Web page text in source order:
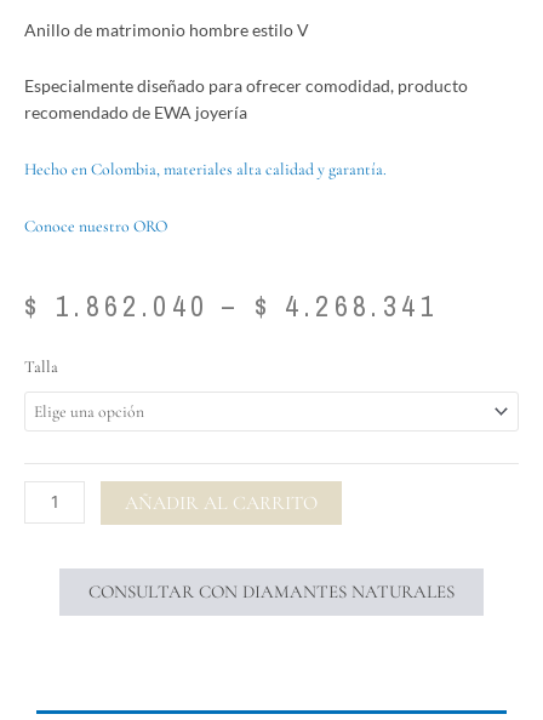
Anillo de matrimonio hombre estilo V
Especialmente diseñado para ofrecer comodidad, producto
recomendado de EWA joyería
Hecho en Colombia, materiales alta calidad y garantía.
Conoce nuestro ORO
$ 1.862.040 – $ 4.268.341
$
Talla
Anillo
de
matrimonio
estilo
cantidad
AÑADIR AL CARRITO
CONSULTAR CON DIAMANTES NATURALES